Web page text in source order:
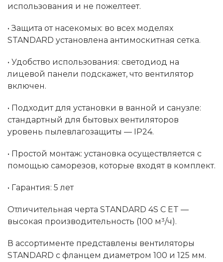
использования и не пожелтеет.
• Защита от насекомых: во всех моделях
STANDARD установлена антимоскитная сетка.
• Удобство использования: светодиод на
лицевой панели подскажет, что вентилятор
включен.
• Подходит для установки в ванной и санузле:
стандартный для бытовых вентиляторов
уровень пылевлагозащиты — IP24.
• Простой монтаж: установка осуществляется с
помощью саморезов, которые входят в комплект.
• Гарантия: 5 лет
Отличительная черта STANDARD 4S C ET —
высокая производительность (100 м³/ч).
В ассортименте представлены вентиляторы
STANDARD с фланцем диаметром 100 и 125 мм.